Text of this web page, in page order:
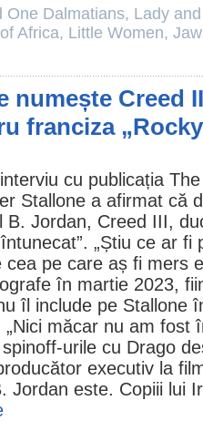
One Dalmatians, Lady
Africa, Little Women,
numește Creed
franciza
cu publicația
Stallone a afirmat că
B. Jordan, Creed III,
„Știu ce ar
pe care aș fi mers
în martie 2023,
îl include pe Stallone
măcar nu am fost
urile cu Drago
executiv la
Jordan este. Copiii lui